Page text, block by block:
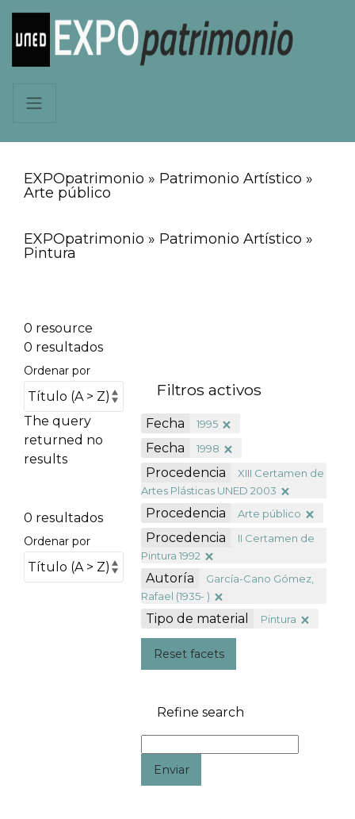
EXPOpatrimonio » Patrimonio Artístico »
Arte público
EXPOpatrimonio » Patrimonio Artístico »
Pintura
0 resource
0 resultados
Ordenar por
The query
returned no
results
0 resultados
Ordenar por
Filtros activos
Fecha 1995
Fecha 1998
Procedencia
XIII Certamen de
Artes Plásticas UNED 2003
Procedencia Arte público
Procedencia
II Certamen de
Pintura 1992
Autoría
García-Cano Gómez,
Rafael (1935- )
Tipo de material Pintura
Reset facets
Refine search
Enviar